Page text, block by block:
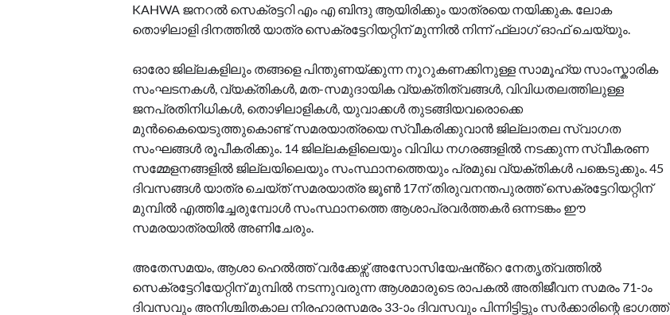
KAHWA ജനറൽ സെക്രട്ടറി എം എ ബിന്ദു ആയിരിക്കും യാത്രയെ നയിക്കുക. ലോക
തൊഴിലാളി ദിനത്തിൽ യാത്ര സെക്രട്ടേറിയറ്റിന് മുന്നിൽ നിന്ന് ഫ്ലാഗ് ഓഫ് ചെയ്യും.
ഓരോ ജില്ലകളിലും തങ്ങളെ പിന്തുണയ്ക്കുന്ന നൂറുകണക്കിനുള്ള സാമൂഹ്യ സാംസ്കാരിക
സംഘടനകൾ, വ്യക്തികൾ, മത-സമുദായിക വ്യക്തിത്വങ്ങൾ, വിവിധതലത്തിലുള്ള
ജനപ്രതിനിധികൾ, തൊഴിലാളികൾ, യുവാക്കൾ തുടങ്ങിയവരൊക്കെ
മുൻകൈയെടുത്തുകൊണ്ട് സമരയാത്രയെ സ്വീകരിക്കുവാൻ ജില്ലാതല സ്വാഗത
സംഘങ്ങൾ രൂപീകരിക്കും. 14 ജില്ലകളിലെയും വിവിധ നഗരങ്ങളിൽ നടക്കുന്ന സ്വീകരണ
സമ്മേളനങ്ങളിൽ ജില്ലയിലെയും സംസ്ഥാനത്തെയും പ്രമുഖ വ്യക്തികൾ പങ്കെടുക്കും. 45
ദിവസങ്ങൾ യാത്ര ചെയ്ത് സമരയാത്ര ജൂൺ 17ന് തിരുവനന്തപുരത്ത് സെക്രട്ടേറിയറ്റിന്
മുമ്പിൽ എത്തിച്ചേരുമ്പോൾ സംസ്ഥാനത്തെ ആശാപ്രവർത്തകർ ഒന്നടങ്കം ഈ
സമരയാത്രയിൽ അണിചേരും.
അതേസമയം, ആശാ ഹെൽത്ത് വർക്കേഴ്സ് അസോസിയേഷൻ്റെ നേതൃത്വത്തിൽ
സെക്രട്ടേറിയേറ്റിന് മുമ്പിൽ നടന്നുവരുന്ന ആശമാരുടെ രാപകൽ അതിജീവന സമരം 71-ാം
ദിവസവും അനിശ്ചിതകാല നിരഹാരസമരം 33-ാം ദിവസവും പിന്നിട്ടിട്ടും സർക്കാരിന്റെ ഭാഗത്ത്